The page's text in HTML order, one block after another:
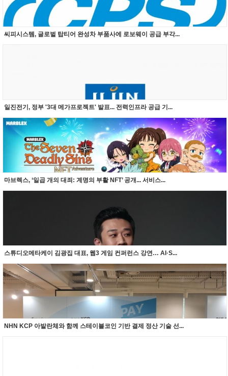
씨피시스템, 글로벌 탑티어 완성차 부품사에 로보웨이 공급 부각...
일진전기, 정부 '3대 메가프로젝트' 발표... 전력인프라 공급 기...
마브렉스, ‘일곱 개의 대죄: 계명의 부활 NFT’ 공개... 서비스...
스튜디오메타케이 김광집 대표, 웹3 게임 컨퍼런스 강연… AI·S...
NHN KCP 아발란체와 함께 스테이블코인 기반 결제 정산 기술 선...